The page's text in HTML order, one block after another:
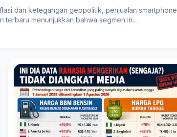
dan ketegangan geopolitik, penjualan smartphone
terbaru menunjukkan bahwa segmen in...